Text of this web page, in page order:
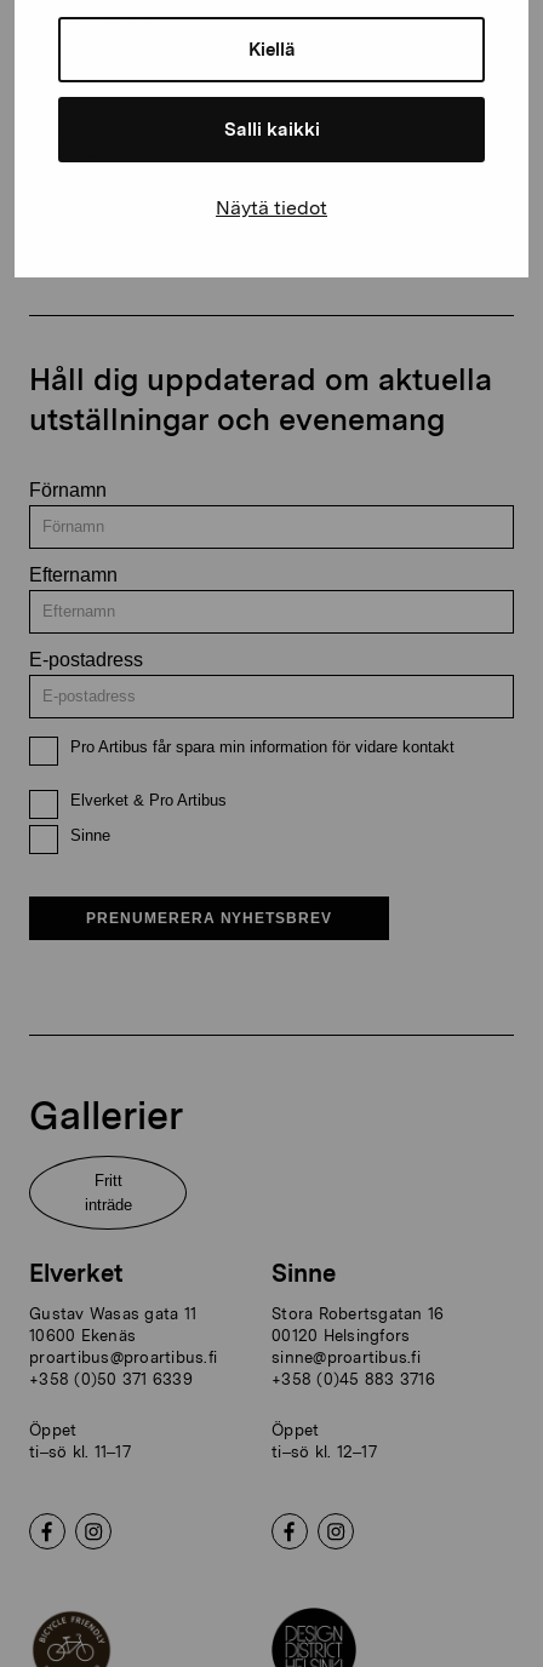
Kiellä
Salli kaikki
Näytä tiedot
10600 Ekenäs
+358 (0)50 371 6339
Håll dig uppdaterad om aktuella
utställningar och evenemang
Förnamn
Efternamn
E-postadress
Pro Artibus får spara min information för vidare kontakt
Elverket & Pro Artibus
Sinne
PRENUMERERA NYHETSBREV
Gallerier
Fritt
inträde
Elverket
Gustav Wasas gata 11
10600 Ekenäs
proartibus@proartibus.fi
+358 (0)50 371 6339
Öppet
ti–sö kl. 11–17
Sinne
Stora Robertsgatan 16
00120 Helsingfors
sinne@proartibus.fi
+358 (0)45 883 3716
Öppet
ti–sö kl. 12–17